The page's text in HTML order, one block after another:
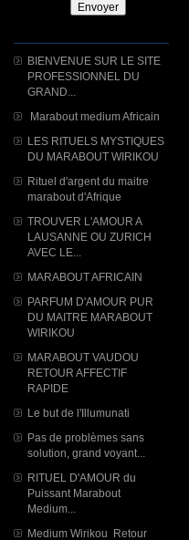
BIENVENUE SUR LE SITE
PROFESSIONNEL DU
GRAND...
Marabout medium Africain
LES RITUELS MYSTIQUES
DU MARABOUT WIRIKOU
Rituel d'argent du maitre
marabout d'Afrique
TROUVER L'AMOUR A
LAUSANNE OU ZURICH
AVEC LE...
MARABOUT AFRICAIN
PARFUM D'AMOUR PUR
DU MAITRE MARABOUT
WIRIKOU
MARABOUT VAUDOU
RETOUR AFFECTIF
RAPIDE
Le but de l'Illumunati
Pas de problèmes sans
solution, grand voyant...
RITUEL D'AMOUR du
Puissant Marabout
Medium...
Medium Wirikou Retour